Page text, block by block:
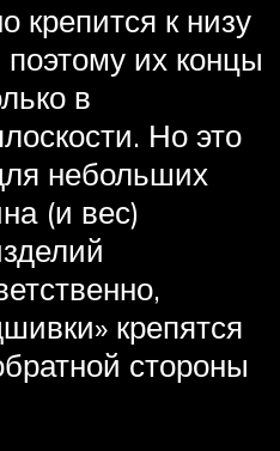
крепится к низу
их концы
в
Но это
небольших
(и вес)
крепятся
стороны